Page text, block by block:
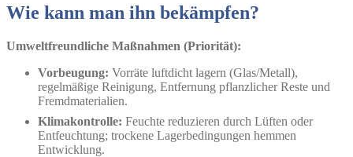
Wie kann man ihn bekämpfen?
Umweltfreundliche Maßnahmen (Priorität):
Vorbeugung: Vorräte luftdicht lagern (Glas/Metall),
regelmäßige Reinigung, Entfernung pflanzlicher Reste und
Fremdmaterialien.
Klimakontrolle: Feuchte reduzieren durch Lüften oder
Entfeuchtung; trockene Lagerbedingungen hemmen
Entwicklung.